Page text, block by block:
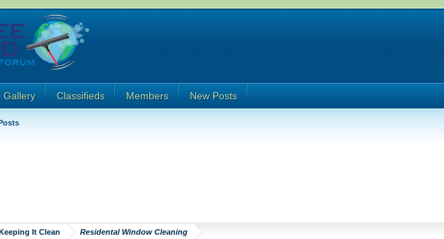
It Clean Residental Window Cleaning
Gallery Classifieds Members New Posts